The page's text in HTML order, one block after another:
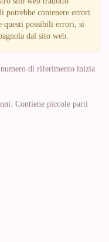
potrebbe contenere errori
questi possibili errori, si
dal sito web.
di riferimento inizia
Contiene piccole parti